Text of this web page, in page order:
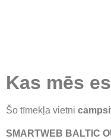
Kas mēs
Šo tīmekļa vietni
SMARTWEB BALTIC